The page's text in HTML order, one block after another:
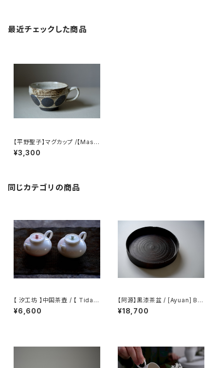
最近チェックした商品
【平野聖子】マグカップ /【Masa
ko Hirano】Mug
¥3,300
同じカテゴリの商品
【 汐工坊 】中国茶壺 / 【 Tidal
Atelier 】Chinese teapot
¥6,600
【阿源】黒漆茶盆 / [Ayuan] Bla
ck Lacquer Tea Tray
¥18,700